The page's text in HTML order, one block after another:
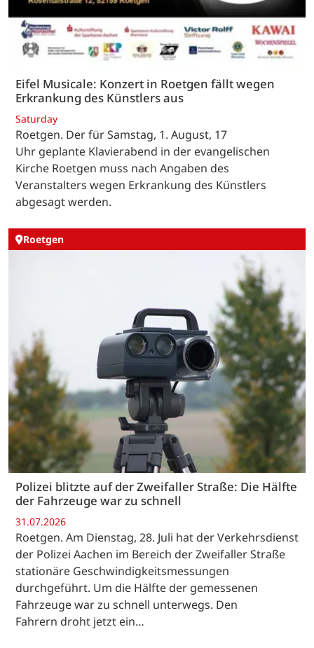
Eifel Musicale: Konzert in Roetgen fällt wegen
Erkrankung des Künstlers aus
Saturday
Roetgen. Der für Samstag, 1. August, 17
Uhr geplante Klavierabend in der evangelischen
Kirche Roetgen muss nach Angaben des
Veranstalters wegen Erkrankung des Künstlers
abgesagt werden.
Roetgen
Polizei blitzte auf der Zweifaller Straße: Die Hälfte
der Fahrzeuge war zu schnell
31.07.2026
Roetgen. Am Dienstag, 28. Juli hat der Verkehrsdienst
der Polizei Aachen im Bereich der Zweifaller Straße
stationäre Geschwindigkeitsmessungen
durchgeführt. Um die Hälfte der gemessenen
Fahrzeuge war zu schnell unterwegs. Den
Fahrern droht jetzt ein…